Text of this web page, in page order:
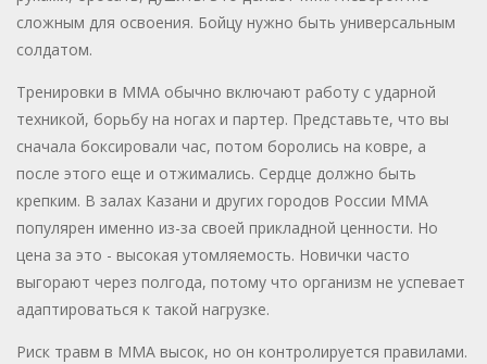
сложным для освоения. Бойцу нужно быть универсальным
солдатом.
Тренировки в ММА обычно включают работу с ударной
техникой, борьбу на ногах и партер. Представьте, что вы
сначала боксировали час, потом боролись на ковре, а
после этого еще и отжимались. Сердце должно быть
крепким. В залах Казани и других городов России ММА
популярен именно из-за своей прикладной ценности. Но
цена за это - высокая утомляемость. Новички часто
выгорают через полгода, потому что организм не успевает
адаптироваться к такой нагрузке.
Риск травм в ММА высок, но он контролируется правилами.